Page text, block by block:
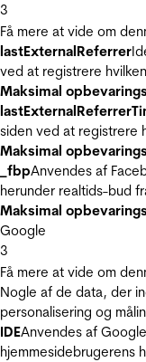
3
Få mere at vide om
lastExternalReferrer
ved at registrere
Maksimal
siden ved at registrere
Maksimal
_fbpAnvendes af
herunder realtids-bud
Maksimal
Google
3
Få mere at vide om
Nogle af de data, der
personalisering og
IDEAnvendes af
hjemmesidebrugerens